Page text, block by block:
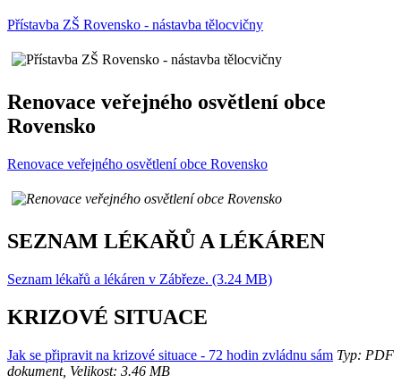
Přístavba ZŠ Rovensko - nástavba tělocvičny
Renovace veřejného osvětlení obce
Rovensko
Renovace veřejného osvětlení obce Rovensko
SEZNAM LÉKAŘŮ A LÉKÁREN
Seznam lékařů a lékáren v Zábřeze. (3.24 MB)
KRIZOVÉ SITUACE
Jak se připravit na krizové situace - 72 hodin zvládnu sám Typ: PDF
dokument, Velikost: 3.46 MB